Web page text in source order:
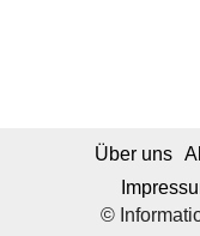
©
Über uns